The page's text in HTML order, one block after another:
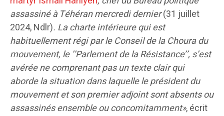
assassiné à Téhéran mercredi dernier(31 juillet
2024, Ndlr). La charte intérieure qui est
habituellement régi par le Conseil de la Choura du
mouvement, le ’’Parlement de la Résistance’’, s’est
avérée ne comprenant pas un texte clair qui
aborde la situation dans laquelle le président du
mouvement et son premier adjoint sont absents ou
assassinés ensemble ou concomitamment», écrit